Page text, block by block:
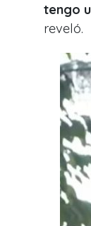
tengo
reveló.